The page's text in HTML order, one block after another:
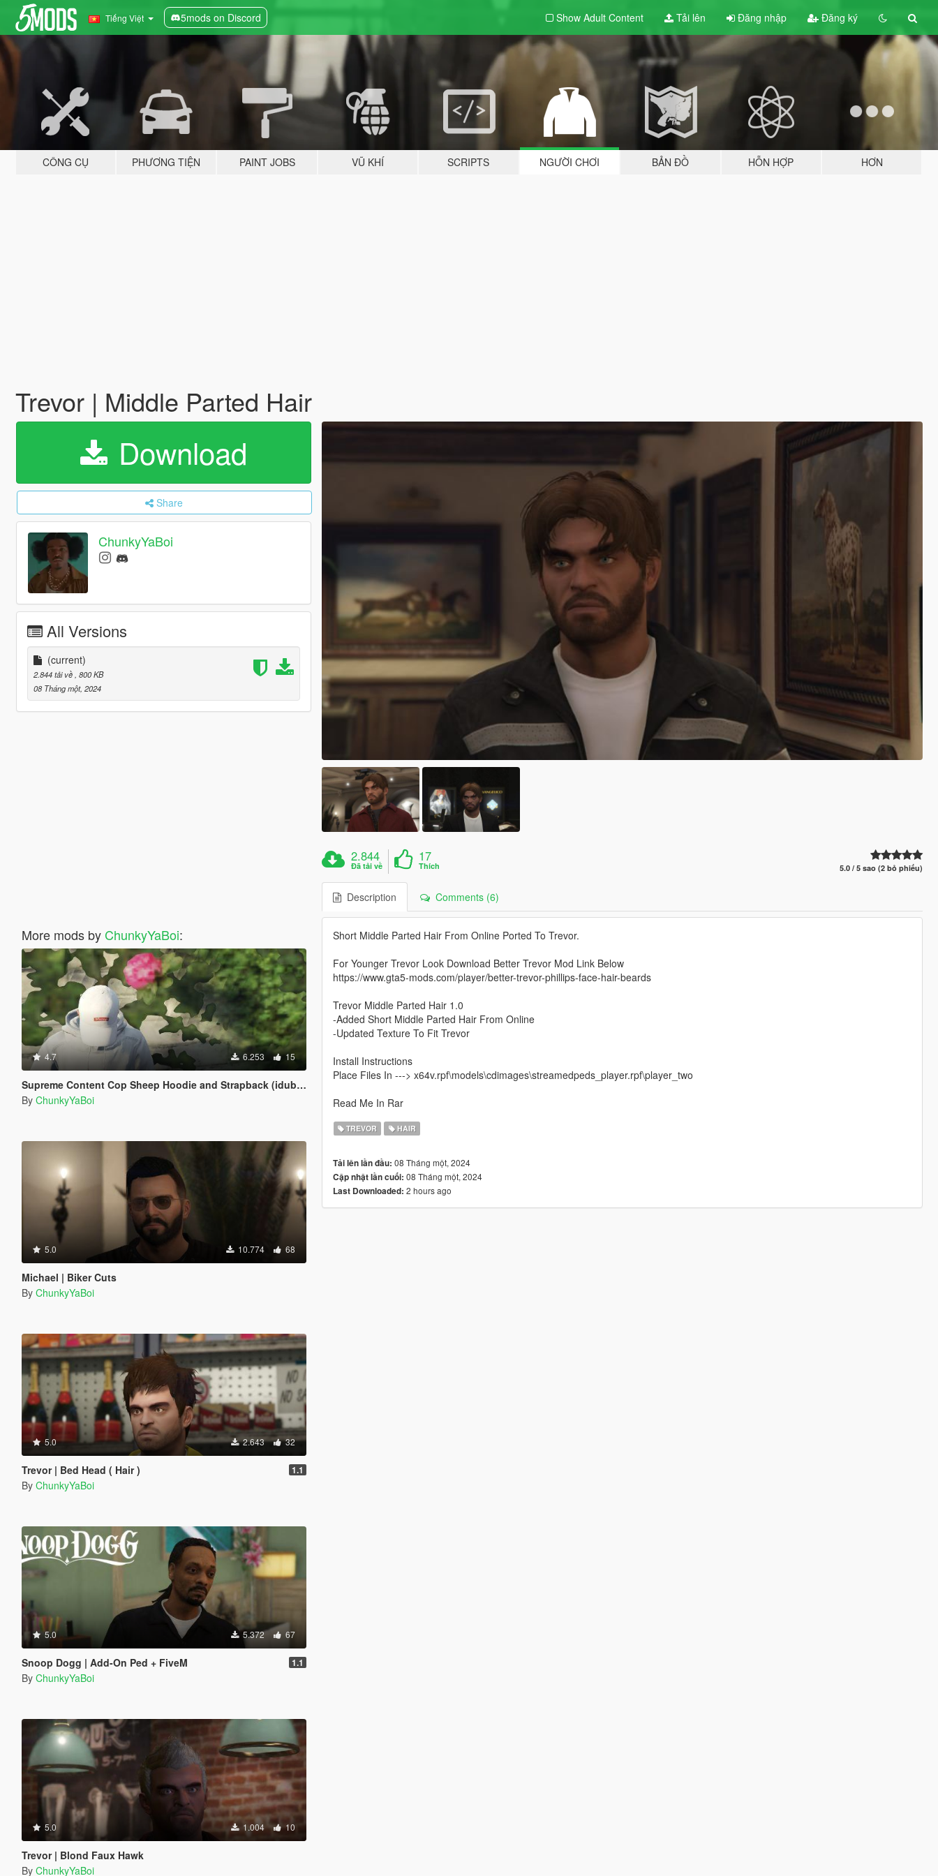
Tiếng Việt 5mods on Discord Show Adult Content Tải lên Đăng nhập Đăng ký
CÔNG CỤ PHƯƠNG TIỆN PAINT JOBS VŨ KHÍ SCRIPTS NGƯỜI CHƠI BẢN ĐỒ HỖN HỢP HƠN
Trevor | Middle Parted Hair
Download
Share
ChunkyYaBoi
All Versions
(current)
2.844 tải về , 800 KB
08 Tháng một, 2024
More mods by ChunkyYaBoi:
4.7 6.253 15
Supreme Content Cop Sheep Hoodie and Strapback (idubbbz)
By ChunkyYaBoi
5.0 10.774 68
Michael | Biker Cuts
By ChunkyYaBoi
5.0 2.643 32
Trevor | Bed Head ( Hair ) 1.1
By ChunkyYaBoi
5.0 5.372 67
Snoop Dogg | Add-On Ped + FiveM 1.1
By ChunkyYaBoi
5.0 1.004 10
Trevor | Blond Faux Hawk
By ChunkyYaBoi
2.844
Đã tải về
17
Thích 5.0 / 5 sao (2 bỏ phiếu)
Description Comments (6)
Short Middle Parted Hair From Online Ported To Trevor.
For Younger Trevor Look Download Better Trevor Mod Link Below
https://www.gta5-mods.com/player/better-trevor-phillips-face-hair-beards
Trevor Middle Parted Hair 1.0
-Added Short Middle Parted Hair From Online
-Updated Texture To Fit Trevor
Install Instructions
Place Files In ---> x64v.rpf\models\cdimages\streamedpeds_player.rpf\player_two
Read Me In Rar
TREVOR HAIR
Tải lên lần đầu: 08 Tháng một, 2024
Cập nhật lần cuối: 08 Tháng một, 2024
Last Downloaded: 2 hours ago